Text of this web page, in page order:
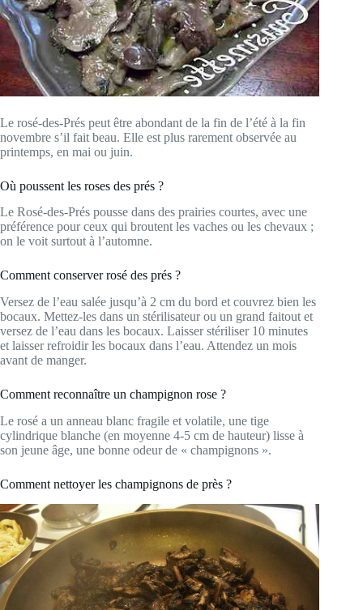
Le rosé-des-Prés peut être abondant de la fin de l’été à la fin
novembre s’il fait beau. Elle est plus rarement observée au
printemps, en mai ou juin.
Où poussent les roses des prés ?
Le Rosé-des-Prés pousse dans des prairies courtes, avec une
préférence pour ceux qui broutent les vaches ou les chevaux ;
on le voit surtout à l’automne.
Comment conserver rosé des prés ?
Versez de l’eau salée jusqu’à 2 cm du bord et couvrez bien les
bocaux. Mettez-les dans un stérilisateur ou un grand faitout et
versez de l’eau dans les bocaux. Laisser stériliser 10 minutes
et laisser refroidir les bocaux dans l’eau. Attendez un mois
avant de manger.
Comment reconnaître un champignon rose ?
Le rosé a un anneau blanc fragile et volatile, une tige
cylindrique blanche (en moyenne 4-5 cm de hauteur) lisse à
son jeune âge, une bonne odeur de « champignons ».
Comment nettoyer les champignons de près ?